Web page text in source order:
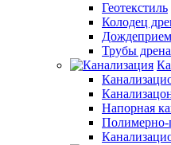
Геотекстиль
Колодец
Трубы
Напорная
Полимерно-